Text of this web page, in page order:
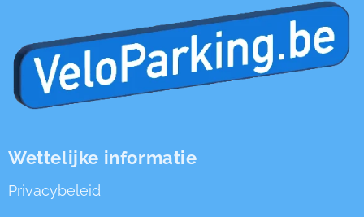
Wettelijke informatie
Privacybeleid